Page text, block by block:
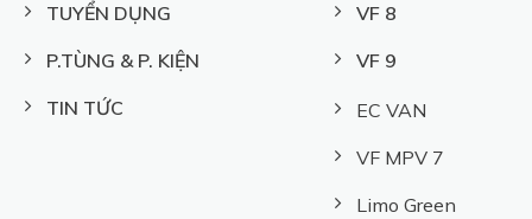
TUYỂN DỤNG
P.TÙNG & P. KIỆN
TIN TỨC
VF 8
VF 9
EC VAN
VF MPV 7
Limo Green